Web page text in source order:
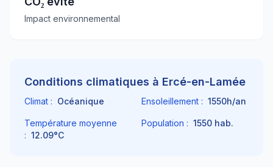
Impact environnemental
Conditions climatiques à Ercé-en-Lamée
Climat : Océanique Ensoleillement : 1550h/an
Température moyenne
: 12.09°C
Population : 1550 hab.